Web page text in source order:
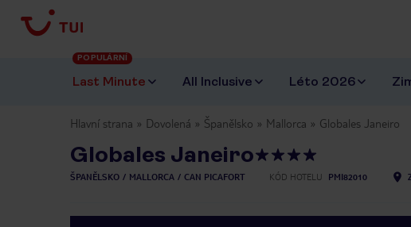
Last Minute
POPULÁRNÍ
All Inclusive Léto 2026
Hlavní strana Dovolená Španělsko Mallorca Globales Janeiro
Globales Janeiro
ŠPANĚLSKO MALLORCA CAN PICAFORT KÓD HOTELU PMI82010